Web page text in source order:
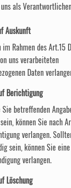
als
Auskunft
Rahmen des Art.15
uns verarbeiteten
Daten
Berichtigung
betreffenden
können Sie nach
verlangen.
sein, können Sie eine
verlangen.
Löschung